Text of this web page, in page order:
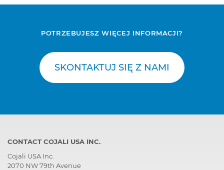
POTRZEBUJESZ WIĘCEJ INFORMACJI?
SKONTAKTUJ SIĘ Z NAMI
CONTACT COJALI USA INC.
Cojali USA Inc.
2070 NW 79th Avenue